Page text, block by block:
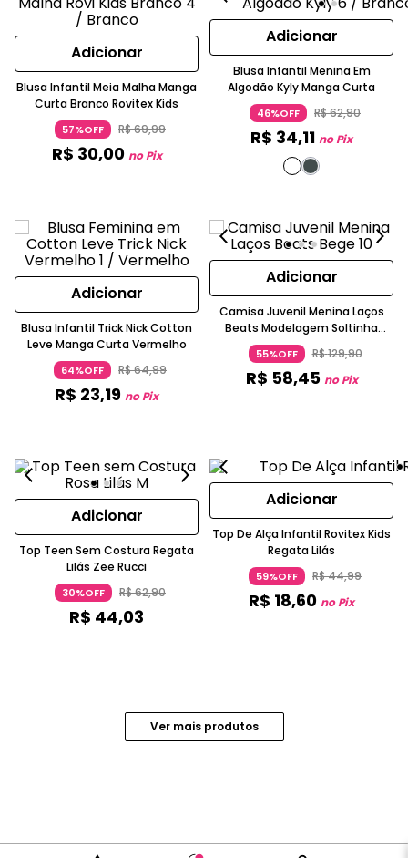
Adicionar
Blusa Infantil Meia Malha Manga
Curta Branco Rovitex Kids
57%OFF R$69,99
R$ 30,00 no Pix
Adicionar
Blusa Infantil Menina Em
Algodão Kyly Manga Curta
46%OFF R$62,90
R$ 34,11 no Pix
Adicionar
Blusa Infantil Trick Nick Cotton
Leve Manga Curta Vermelho
64%OFF R$64,99
R$ 23,19 no Pix
Adicionar
Camisa Juvenil Menina Laços
Beats Modelagem Soltinha
Manga Curta Bufante Bege
55%OFF R$129,90
R$ 58,45 no Pix
Adicionar
Top Teen Sem Costura Regata
Lilás Zee Rucci
30%OFF R$62,90
R$ 44,03
Adicionar
Top De Alça Infantil Rovitex Kids
Regata Lilás
59%OFF R$44,99
R$ 18,60 no Pix